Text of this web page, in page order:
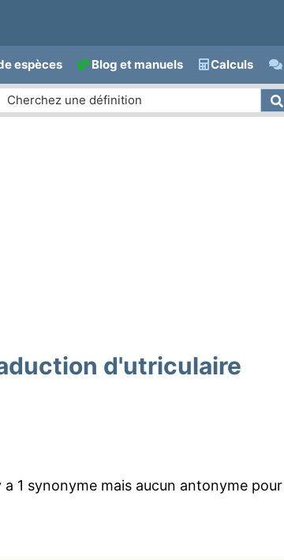
espèces Blog et manuels Calculs
d'utriculaire
a 1 synonyme mais aucun antonyme pour